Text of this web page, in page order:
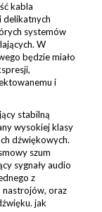
kabla
delikatnych
systemów
W
będzie miało
i
stabilną
wysokiej klasy
dźwiękowych.
szum
sygnały audio
z
nastrojów, oraz
jak